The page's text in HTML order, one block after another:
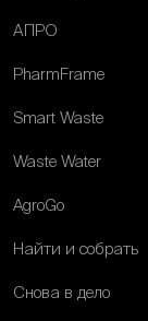
АПРО
PharmFrame
Smart Waste
Waste Water
AgroGo
Найти и собрать
Снова в дело